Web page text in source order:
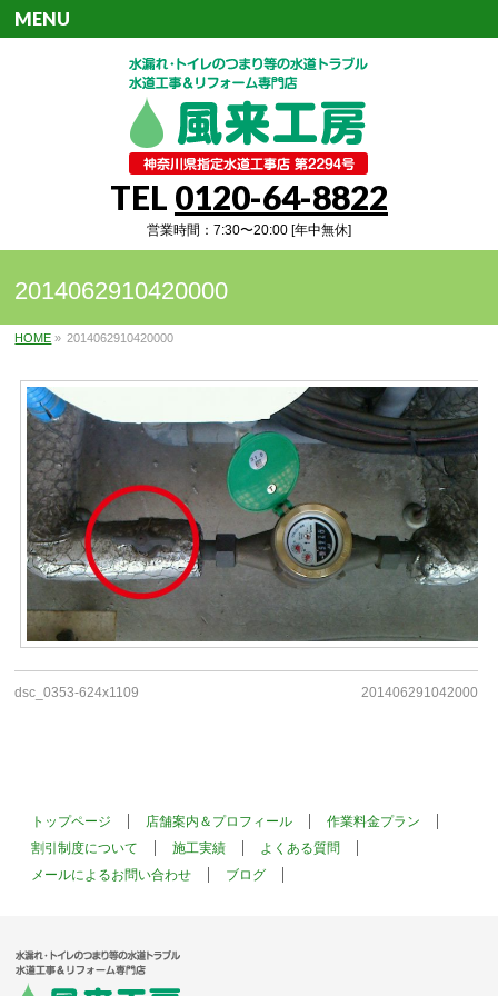
TEL 0120-64-8822
営業時間：7:30〜20:00 [年中無休]
MENU
2014062910420000
HOME » 2014062910420000
dsc_0353-624x1109 201406291042000
トップページ 店舗案内＆プロフィール
作業料金プラン
割引制度について
施工実績
よくある質問
メールによるお問い合わせ
ブログ